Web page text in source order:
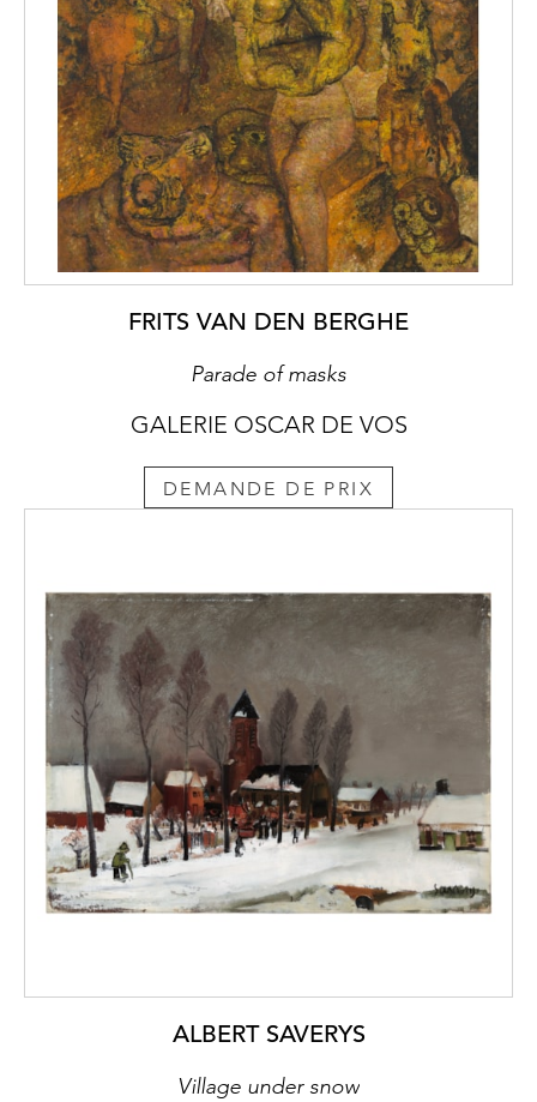
FRITS VAN DEN BERGHE
Parade of masks
GALERIE OSCAR DE VOS
DEMANDE DE PRIX
ALBERT SAVERYS
Village under snow